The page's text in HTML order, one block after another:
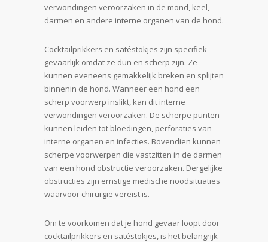
verwondingen veroorzaken in de mond, keel,
darmen en andere interne organen van de hond.
Cocktailprikkers en satéstokjes zijn specifiek
gevaarlijk omdat ze dun en scherp zijn. Ze
kunnen eveneens gemakkelijk breken en splijten
binnenin de hond. Wanneer een hond een
scherp voorwerp inslikt, kan dit interne
verwondingen veroorzaken. De scherpe punten
kunnen leiden tot bloedingen, perforaties van
interne organen en infecties. Bovendien kunnen
scherpe voorwerpen die vastzitten in de darmen
van een hond obstructie veroorzaken. Dergelijke
obstructies zijn ernstige medische noodsituaties
waarvoor chirurgie vereist is.
Om te voorkomen dat je hond gevaar loopt door
cocktailprikkers en satéstokjes, is het belangrijk